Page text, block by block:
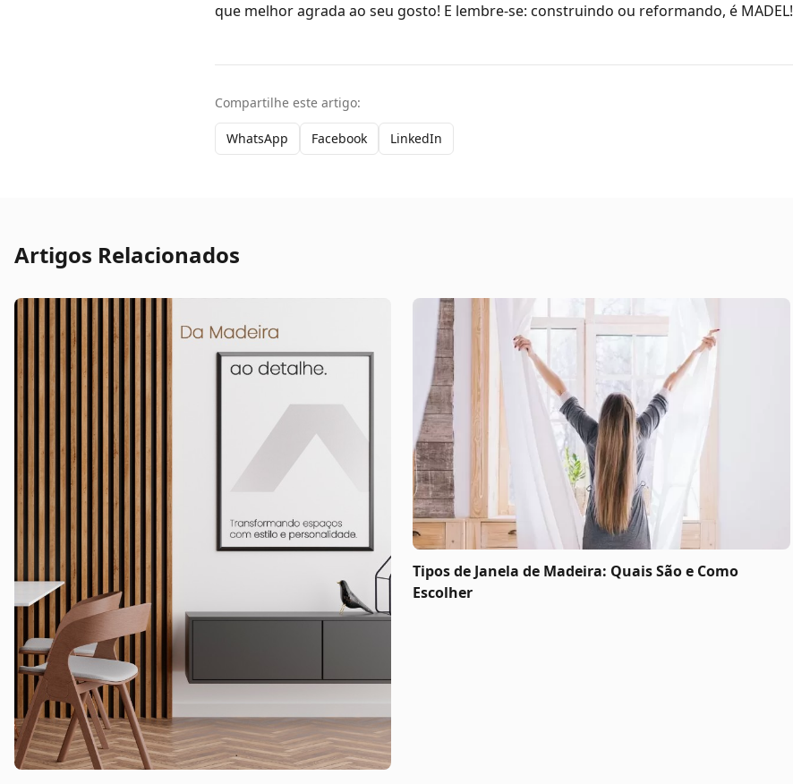
que melhor agrada ao seu gosto! E lembre-se: construindo ou reformando, é MADEL!
Compartilhe este artigo:
WhatsApp Facebook LinkedIn
Artigos Relacionados
Tipos de Janela de Madeira: Quais São e Como
Escolher